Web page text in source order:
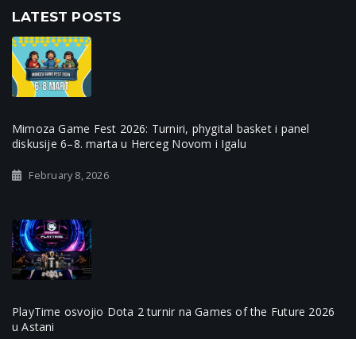
LATEST POSTS
Mimoza Game Fest 2026: Turniri, phygital basket i panel
diskusije 6–8. marta u Herceg Novom i Igalu
February 8, 2026
PlayTime osvojio Dota 2 turnir na Games of the Future 2026
u Astani